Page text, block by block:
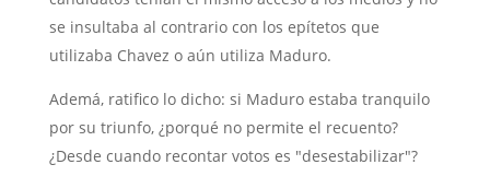
se insultaba al contrario con los epítetos que
utilizaba Chavez o aún utiliza Maduro.
Ademá, ratifico lo dicho: si Maduro estaba tranquilo
por su triunfo, ¿porqué no permite el recuento?
¿Desde cuando recontar votos es "desestabilizar"?